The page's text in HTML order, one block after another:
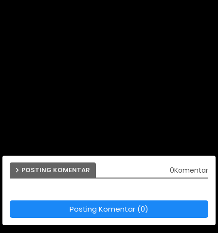
POSTING KOMENTAR 0Komentar
Posting Komentar (0)